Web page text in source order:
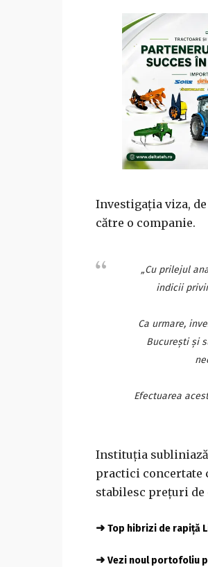
Investigaţia viza,
către o companie.
„Cu prilejul
indicii
Ca urmare,
Bucureşti şi
Efectuarea
Instituţia
practici concertate
stabilesc preţuri de
➜ Top hibrizi de rapiță
➜ Vezi noul portofoliu